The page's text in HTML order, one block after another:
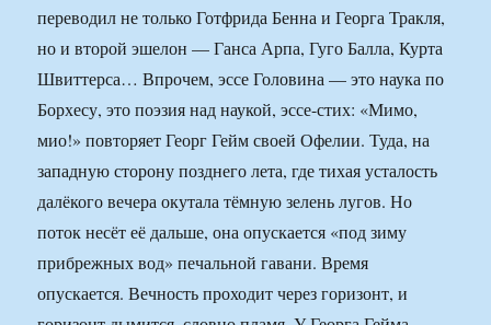
переводил не только Готфрида Бенна и Георга Тракля,
но и второй эшелон — Ганса Арпа, Гуго Балла, Курта
Швиттерса… Впрочем, эссе Головина — это наука по
Борхесу, это поэзия над наукой, эссе-стих: «Мимо,
мио!» повторяет Георг Гейм своей Офелии. Туда, на
западную сторону позднего лета, где тихая усталость
далёкого вечера окутала тёмную зелень лугов. Но
поток несёт её дальше, она опускается «под зиму
прибрежных вод» печальной гавани. Время
опускается. Вечность проходит через горизонт, и